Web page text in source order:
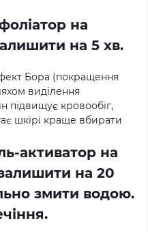
на
на 5 хв.
Бора (покращення
виділення
підвищує кровообіг,
шкірі краще вбирати
активатор на
на 20
змити водою.